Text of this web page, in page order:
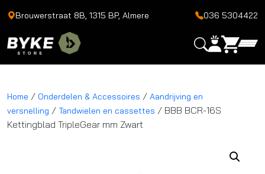
Brouwerstraat 8B, 1315 BP, Almere 036 5304422
Home / Onderdelen & Accessoires / Aandrijving en
versnelling / Tandwielen en cassettes / BBB BCR-16S
Kettingblad TripleGear mm Zwart